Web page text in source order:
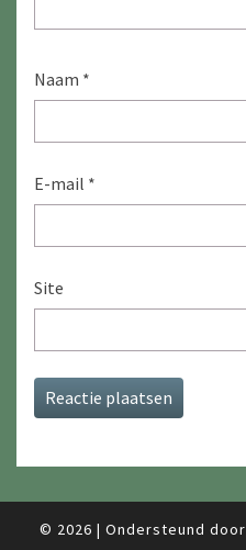
Naam *
E-mail *
Site
© 2026 | Ondersteund door